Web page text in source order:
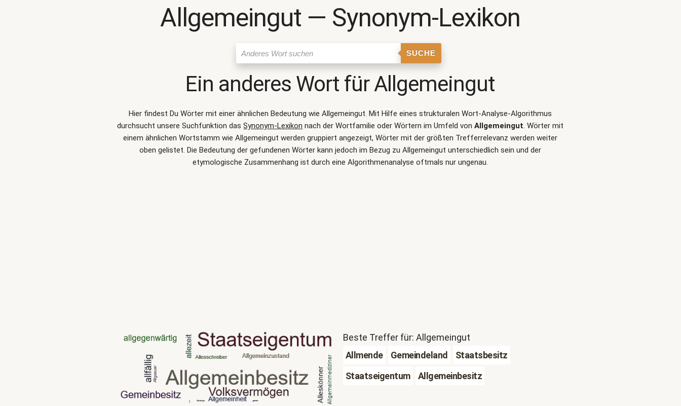
Allgemeingut ― Synonym-Lexikon
SUCHE
Ein anderes Wort fürAllgemeingut
Hier findest Du Wörter mit einer ähnlichen Bedeutung wieAllgemeingut. Mit Hilfe eines strukturalen Wort-Analyse-Algorithmus
durchsucht unsere Suchfunktion dasSynonym-Lexikon nach der Wortfamilie oder Wörtern im Umfeld vonAllgemeingut. Wörter mit
einem ähnlichen Wortstamm wie Allgemeingut werden gruppiert angezeigt, Wörter mit der größten Trefferrelevanz werden weiter
oben gelistet. Die Bedeutung der gefundenen Wörter kann jedoch im Bezug zu Allgemeingut unterschiedlich sein und der
etymologische Zusammenhang ist durch eine Algorithmenanalyse oftmals nur ungenau.
Beste Treffer für: Allgemeingut
Allmende
Gemeindeland
Staatsbesitz
Staatseigentum
Allgemeinbesitz